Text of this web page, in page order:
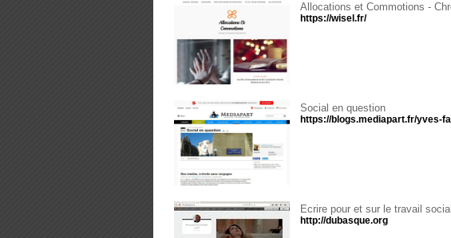
Allocations et Commotions -
https://wisel.fr/
Social en question
https://blogs.mediapart.fr/yves-
Ecrire pour et sur le travail social
http://dubasque.org